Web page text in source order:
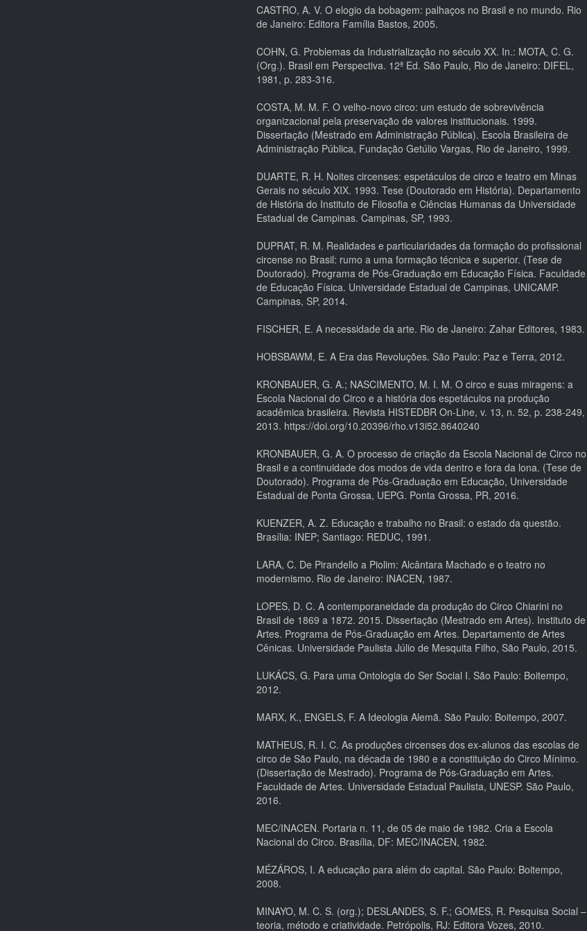
CASTRO, A. V. O elogio da bobagem: palhaços no Brasil e no mundo. Rio
de Janeiro: Editora Família Bastos, 2005.
COHN, G. Problemas da Industrialização no século XX. In.: MOTA, C. G.
(Org.). Brasil em Perspectiva. 12ª Ed. São Paulo, Rio de Janeiro: DIFEL,
1981, p. 283-316.
COSTA, M. M. F. O velho-novo circo: um estudo de sobrevivência
organizacional pela preservação de valores institucionais. 1999.
Dissertação (Mestrado em Administração Pública). Escola Brasileira de
Administração Pública, Fundação Getúlio Vargas, Rio de Janeiro, 1999.
DUARTE, R. H. Noites circenses: espetáculos de circo e teatro em Minas
Gerais no século XIX. 1993. Tese (Doutorado em História). Departamento
de História do Instituto de Filosofia e Ciências Humanas da Universidade
Estadual de Campinas. Campinas, SP, 1993.
DUPRAT, R. M. Realidades e particularidades da formação do profissional
circense no Brasil: rumo a uma formação técnica e superior. (Tese de
Doutorado). Programa de Pós-Graduação em Educação Física. Faculdade
de Educação Física. Universidade Estadual de Campinas, UNICAMP.
Campinas, SP, 2014.
FISCHER, E. A necessidade da arte. Rio de Janeiro: Zahar Editores, 1983.
HOBSBAWM, E. A Era das Revoluções. São Paulo: Paz e Terra, 2012.
KRONBAUER, G. A.; NASCIMENTO, M. I. M. O circo e suas miragens: a
Escola Nacional do Circo e a história dos espetáculos na produção
acadêmica brasileira. Revista HISTEDBR On-Line, v. 13, n. 52, p. 238-249,
2013. https://doi.org/10.20396/rho.v13i52.8640240
KRONBAUER, G. A. O processo de criação da Escola Nacional de Circo no
Brasil e a continuidade dos modos de vida dentro e fora da lona. (Tese de
Doutorado). Programa de Pós-Graduação em Educação, Universidade
Estadual de Ponta Grossa, UEPG. Ponta Grossa, PR, 2016.
KUENZER, A. Z. Educação e trabalho no Brasil: o estado da questão.
Brasília: INEP; Santiago: REDUC, 1991.
LARA, C. De Pirandello a Piolim: Alcântara Machado e o teatro no
modernismo. Rio de Janeiro: INACEN, 1987.
LOPES, D. C. A contemporaneidade da produção do Circo Chiarini no
Brasil de 1869 a 1872. 2015. Dissertação (Mestrado em Artes). Instituto de
Artes. Programa de Pós-Graduação em Artes. Departamento de Artes
Cênicas. Universidade Paulista Júlio de Mesquita Filho, São Paulo, 2015.
LUKÁCS, G. Para uma Ontologia do Ser Social I. São Paulo: Boitempo,
2012.
MARX, K., ENGELS, F. A Ideologia Alemã. São Paulo: Boitempo, 2007.
MATHEUS, R. I. C. As produções circenses dos ex-alunos das escolas de
circo de São Paulo, na década de 1980 e a constituição do Circo Mínimo.
(Dissertação de Mestrado). Programa de Pós-Graduação em Artes.
Faculdade de Artes. Universidade Estadual Paulista, UNESP. São Paulo,
2016.
MEC/INACEN. Portaria n. 11, de 05 de maio de 1982. Cria a Escola
Nacional do Circo. Brasília, DF: MEC/INACEN, 1982.
MÉZÁROS, I. A educação para além do capital. São Paulo: Boitempo,
2008.
MINAYO, M. C. S. (org.); DESLANDES, S. F.; GOMES, R. Pesquisa Social –
teoria, método e criatividade. Petrópolis, RJ: Editora Vozes, 2010.